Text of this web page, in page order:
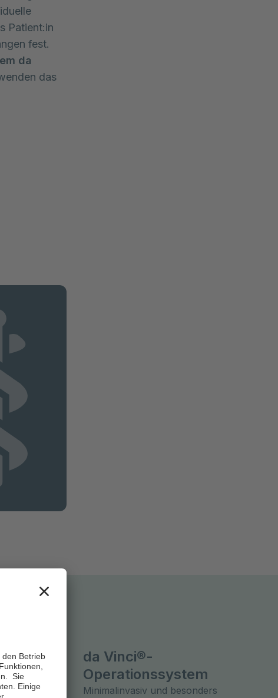
Patient:in
fest.
da
das
da Vinci®-
Operationssystem
Minimalinvasiv und besonders